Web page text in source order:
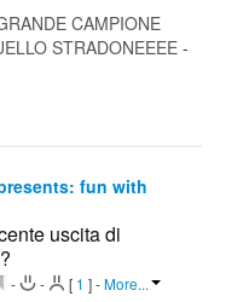
CAMPIONE
STRADONEEEE-
fun with
uscita di
- - [ 1 ]-More...